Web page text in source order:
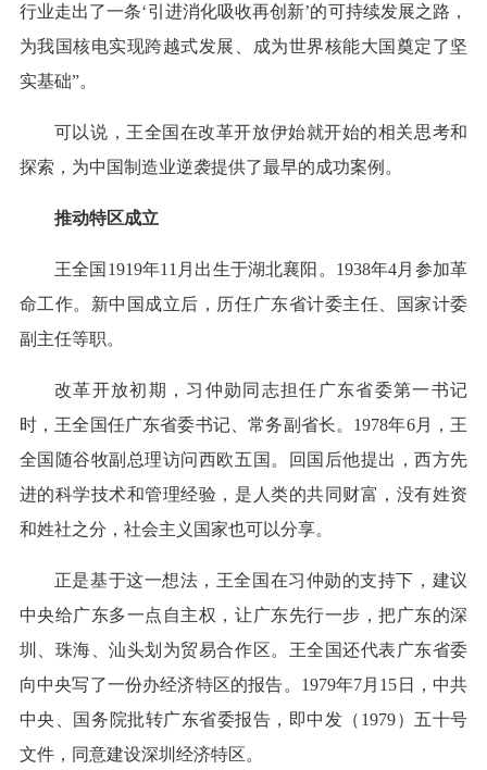
行业走出了一条‘引进消化吸收再创新’的可持续发展之路，
为我国核电实现跨越式发展、成为世界核能大国奠定了坚
实基础”。
可以说，王全国在改革开放伊始就开始的相关思考和
探索，为中国制造业逆袭提供了最早的成功案例。
推动特区成立
王全国1919年11月出生于湖北襄阳。1938年4月参加革
命工作。新中国成立后，历任广东省计委主任、国家计委
副主任等职。
改革开放初期，习仲勋同志担任广东省委第一书记
时，王全国任广东省委书记、常务副省长。1978年6月，王
全国随谷牧副总理访问西欧五国。回国后他提出，西方先
进的科学技术和管理经验，是人类的共同财富，没有姓资
和姓社之分，社会主义国家也可以分享。
正是基于这一想法，王全国在习仲勋的支持下，建议
中央给广东多一点自主权，让广东先行一步，把广东的深
圳、珠海、汕头划为贸易合作区。王全国还代表广东省委
向中央写了一份办经济特区的报告。1979年7月15日，中共
中央、国务院批转广东省委报告，即中发（1979）五十号
文件，同意建设深圳经济特区。